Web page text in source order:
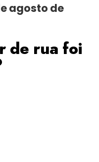
agosto de
de rua foi